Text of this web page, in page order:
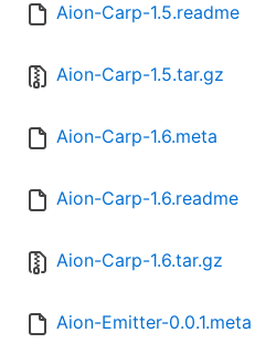
Aion-Carp-1.5.readme
Aion-Carp-1.5.tar.gz
Aion-Carp-1.6.meta
Aion-Carp-1.6.readme
Aion-Carp-1.6.tar.gz
Aion-Emitter-0.0.1.meta